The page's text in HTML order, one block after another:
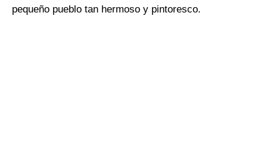
pequeño pueblo tan hermoso y pintoresco.